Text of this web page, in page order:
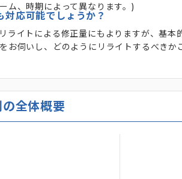
ム、時期によって異なります。)
対応可能でしょうか？
ライトによる修正量にもよりますが、基本
お伺いし、どのようにリライトするべきか
全体概要